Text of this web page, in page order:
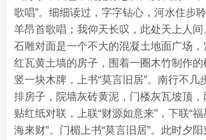
歌唱”。细细读过，字字钻心，河水住步
羊昂首歌唱；我仰天长叹，此处天上人间
石雕对面是一个不大的混凝土地面广场
红瓦黄土墙的房子，围着一圈木竹制作
竖一块木牌，上书“莫言旧居”。南行不几
排房子，院墙灰砖黄泥，门楼灰瓦坡顶，
贴红纸对联，上联“财源如意来”，下联“
海来财”。门楣上书“莫言旧居”。此时夕